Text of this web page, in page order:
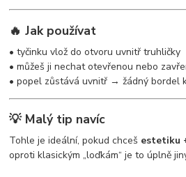
🔥 Jak používat
• tyčinku vlož do otvoru uvnitř truhličky
• můžeš ji nechat otevřenou nebo
• popel zůstává uvnitř → žádný bordel
💡 Malý tip navíc
Tohle je ideální, pokud chceš estetiku
oproti klasickým „loďkám“ je to úplně